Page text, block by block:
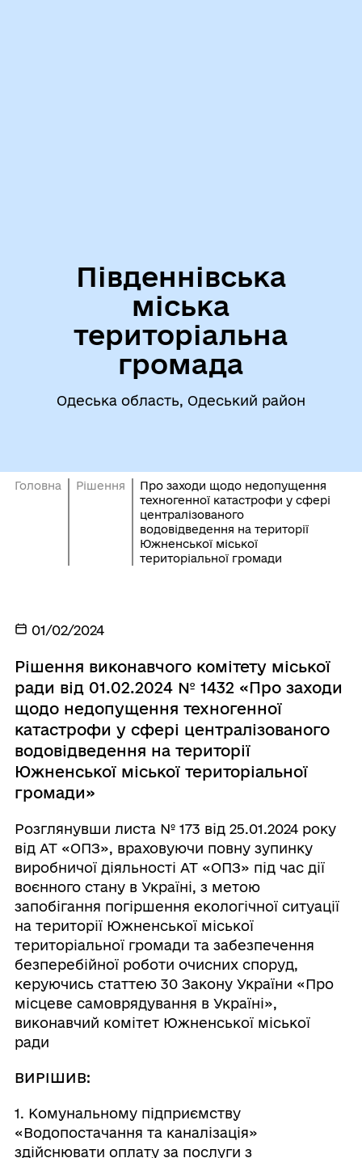
Південнівська
міська
територіальна
громада
Одеська область, Одеський район
Головна Рішення
Про заходи щодо недопущення
техногенної катастрофи у сфері
централізованого
водовідведення на території
Южненської міської
територіальної громади
01/02/2024
Рішення виконавчого комітету міської
ради від 01.02.2024 № 1432 «Про заходи
щодо недопущення техногенної
катастрофи у сфері централізованого
водовідведення на території
Южненської міської територіальної
громади»
Розглянувши листа № 173 від 25.01.2024 року
від АТ «ОПЗ», враховуючи повну зупинку
виробничої діяльності АТ «ОПЗ» під час дії
воєнного стану в Україні, з метою
запобігання погіршення екологічної ситуації
на території Южненської міської
територіальної громади та забезпечення
безперебійної роботи очисних споруд,
керуючись статтею 30 Закону України «Про
місцеве самоврядування в Україні»,
виконавчий комітет Южненської міської
ради
ВИРІШИВ:
1. Комунальному підприємству
«Водопостачання та каналізація»
здійснювати оплату за послуги з